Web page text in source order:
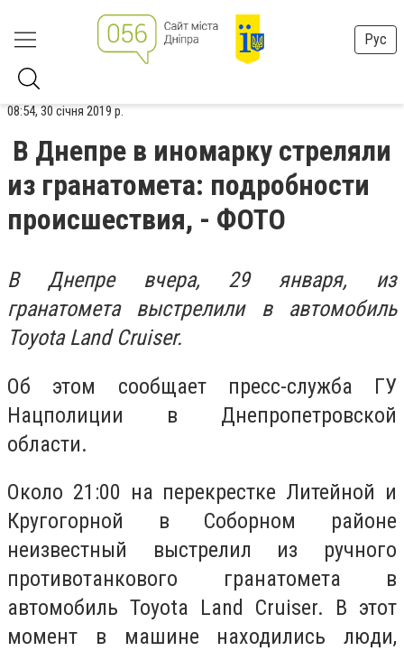
Рус
08:54, 30 січня 2019 р.
В Днепре в иномарку стреляли
из гранатомета: подробности
происшествия, - ФОТО
В Днепре вчера, 29 января, из
гранатомета выстрелили в автомобиль
Toyota Land Cruiser.
Об этом сообщает пресс-служба ГУ
Нацполиции в Днепропетровской
области.
Около 21:00 на перекрестке Литейной и
Кругогорной в Соборном районе
неизвестный выстрелил из ручного
противотанкового гранатомета в
автомобиль Toyota Land Cruiser. В этот
момент в машине находились люди,